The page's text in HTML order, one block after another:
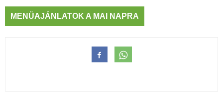
MENÜAJÁNLATOK A MAI NAPRA